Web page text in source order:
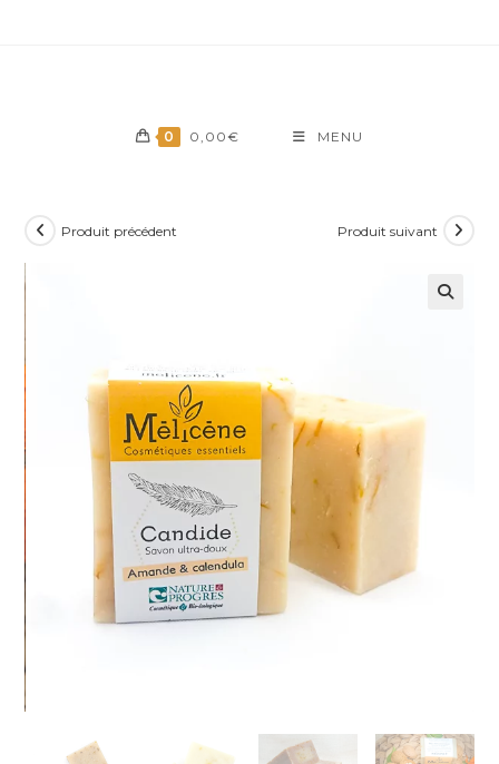
0 0,00€ MENU
Produit précédent Produit suivant